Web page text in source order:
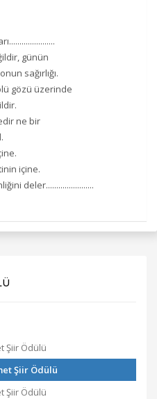
günün
sağırlığı.
gözü üzerinde
ne bir
içine.
deler.......................
Şiir Ödülü
Şiir Ödülü
Şiir Ödülü